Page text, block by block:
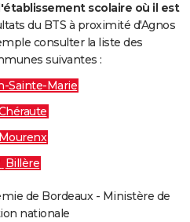
scolaire où il est
du BTS à proximité d'Agnos
consulter la liste des
suivantes :
Sainte-Marie
Mourenx
Billère
de Bordeaux - Ministère de
nationale